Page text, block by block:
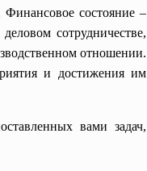
Финансовое состояние –
сотрудничестве,
отношении.
и достижения им
вами задач,